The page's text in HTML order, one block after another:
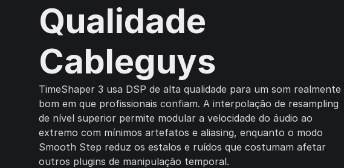
Qualidade
Cableguys
TimeShaper 3 usa DSP de alta qualidade para um som realmente
bom em que profissionais confiam. A interpolação de resampling
de nível superior permite modular a velocidade do áudio ao
extremo com mínimos artefatos e aliasing, enquanto o modo
Smooth Step reduz os estalos e ruídos que costumam afetar
outros plugins de manipulação temporal.